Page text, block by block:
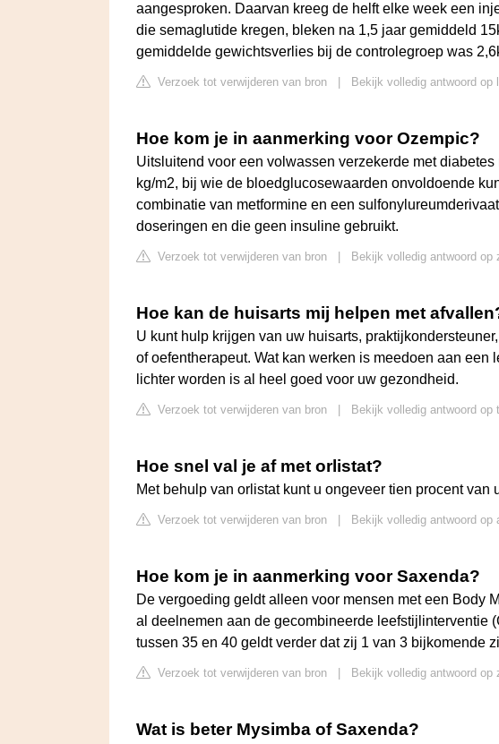
aangesproken. Daarvan kreeg de helft elke week een
die semaglutide kregen, bleken na 1,5 jaar gemiddeld
gemiddelde gewichtsverlies bij de controlegroep was
Verzoek tot verwijderen van bron Bekijk volledig antwoord op
Hoe kom je in aanmerking voor Ozempic?
Uitsluitend voor een volwassen verzekerde met
kg/m2, bij wie de bloedglucosewaarden onvoldoende
combinatie van metformine en een
doseringen en die geen insuline gebruikt.
Verzoek tot verwijderen van bron Bekijk volledig antwoord op
Hoe kan de huisarts mij helpen met
U kunt hulp krijgen van uw huisarts,
of oefentherapeut. Wat kan werken is meedoen aan een
lichter worden is al heel goed voor uw gezondheid.
Verzoek tot verwijderen van bron Bekijk volledig antwoord op
Hoe snel val je af met orlistat?
Met behulp van orlistat kunt u ongeveer tien procent van
Verzoek tot verwijderen van bron Bekijk volledig antwoord op
Hoe kom je in aanmerking voor Saxenda?
De vergoeding geldt alleen voor mensen met een Body
al deelnemen aan de gecombineerde leefstijlinterventie
tussen 35 en 40 geldt verder dat zij 1 van 3 bijkomende
Verzoek tot verwijderen van bron Bekijk volledig antwoord op
Wat is beter Mysimba of Saxenda?